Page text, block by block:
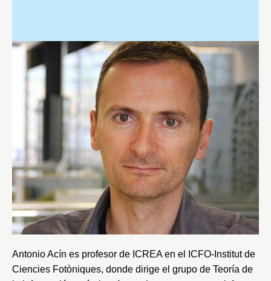
Antonio Acín es profesor de ICREA en el
ICFO-Institut de
Ciencies Fotòniques, donde dirige el grupo de Teoría de